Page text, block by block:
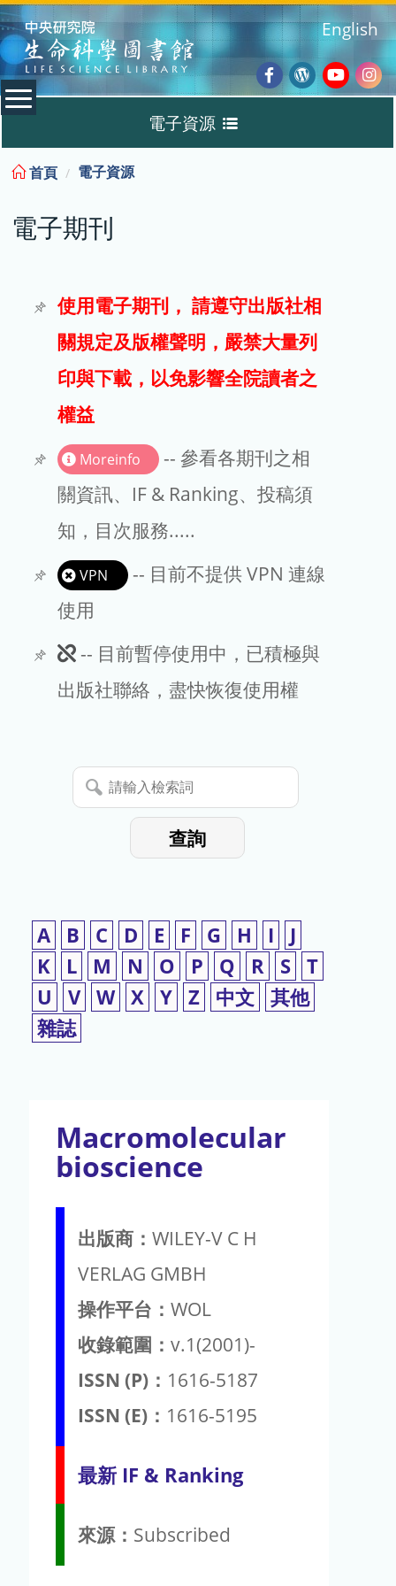
:::
Facebook
Wordpress
English
電子資源
電子期刊
試用
文章處理費
EndNote
首頁 電子資源
電子期刊
使用電子期刊， 請遵守出版社相
關規定及版權聲明，嚴禁大量列
印與下載，以免影響全院讀者之
權益
Moreinfo
-- 參看各期刊之相
關資訊、IF & Ranking、投稿須
知，目次服務.....
VPN
-- 目前不提供 VPN 連線
使用
此
期
暫
停
-- 目前暫停使用中，已積極與
出版社聯絡，盡快恢復使用權
請
輸
查詢
A B C D E F G H I
J
K
L M N O P Q R S T
U
V W X Y Z 中文 其他
雜誌
Macromolecular
bioscience
出版商： WILEY-V C H
VERLAG GMBH
操作平台： WOL
收錄範圍： v.1(2001)-
ISSN (P)： 1616-5187
ISSN (E)： 1616-5195
最新 IF & Ranking
來源： Subscribed